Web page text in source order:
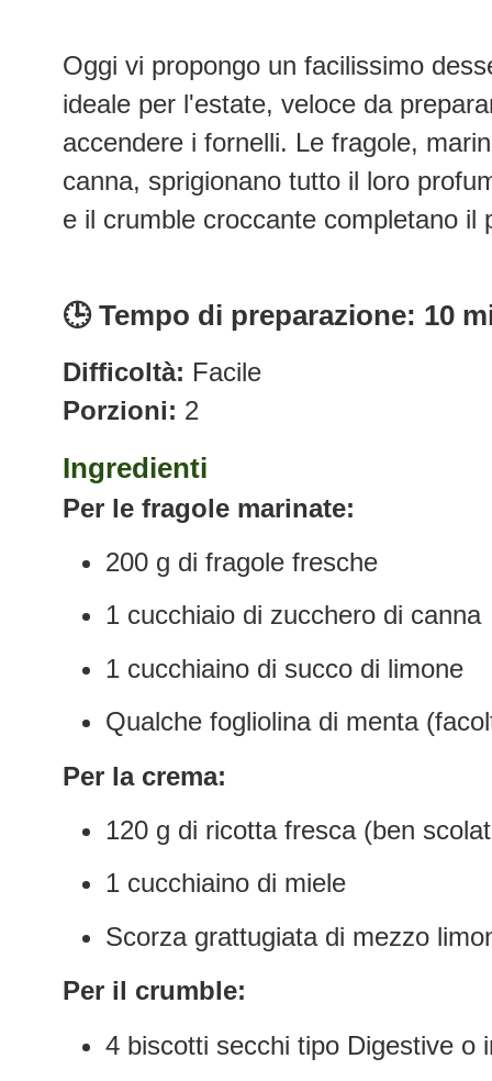
Oggi vi propongo un facilissimo
ideale per l'estate, veloce da
accendere i fornelli. Le fragole,
canna, sprigionano tutto il loro
e il crumble croccante completano il
🕒 Tempo di preparazione: 10
Difficoltà: Facile
Porzioni: 2
Ingredienti
Per le fragole marinate:
200 g di fragole fresche
1 cucchiaio di zucchero di canna
1 cucchiaino di succo di limone
Qualche fogliolina di menta
Per la crema:
120 g di ricotta fresca (ben
1 cucchiaino di miele
Scorza grattugiata di mezzo
Per il crumble:
4 biscotti secchi tipo Digestive o